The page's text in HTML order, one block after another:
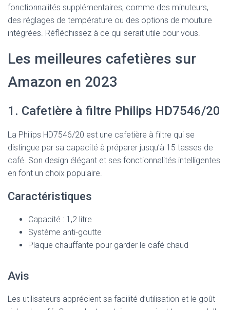
fonctionnalités supplémentaires, comme des minuteurs,
des réglages de température ou des options de mouture
intégrées. Réfléchissez à ce qui serait utile pour vous.
Les meilleures cafetières sur
Amazon en 2023
1. Cafetière à filtre Philips HD7546/20
La Philips HD7546/20 est une cafetière à filtre qui se
distingue par sa capacité à préparer jusqu’à 15 tasses de
café. Son design élégant et ses fonctionnalités intelligentes
en font un choix populaire.
Caractéristiques
Capacité : 1,2 litre
Système anti-goutte
Plaque chauffante pour garder le café chaud
Avis
Les utilisateurs apprécient sa facilité d’utilisation et le goût